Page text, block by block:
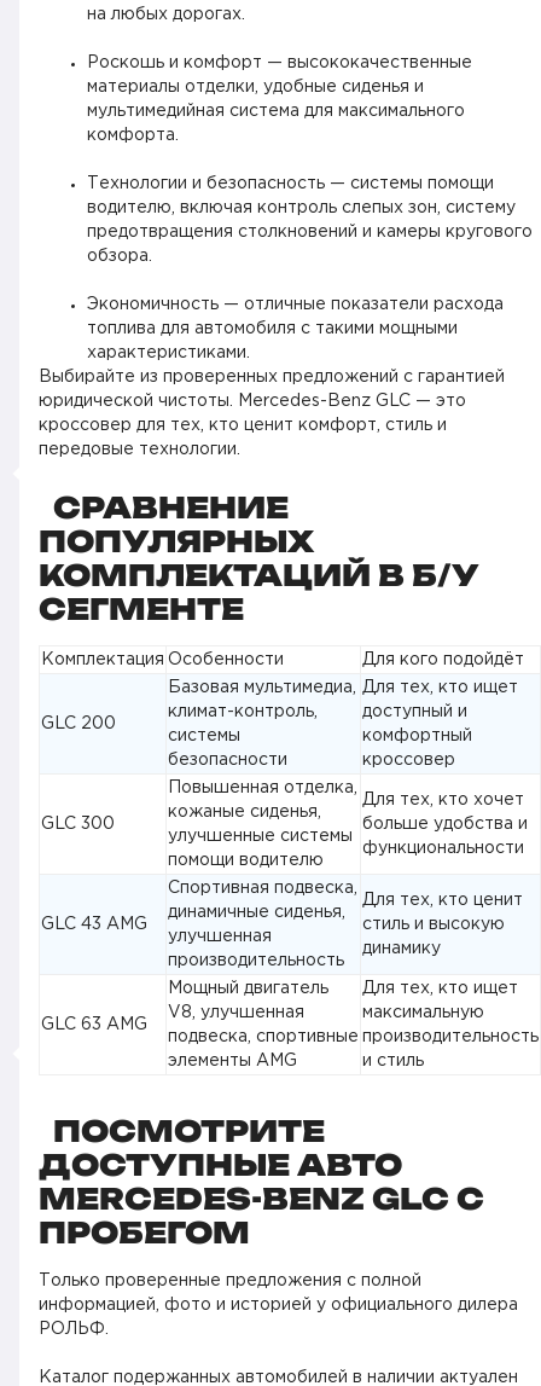
на любых дорогах.
Роскошь и комфорт — высококачественные
материалы отделки, удобные сиденья и
мультимедийная система для максимального
комфорта.
Технологии и безопасность — системы помощи
водителю, включая контроль слепых зон, систему
предотвращения столкновений и камеры кругового
обзора.
Экономичность — отличные показатели расхода
топлива для автомобиля с такими мощными
характеристиками.
Выбирайте из проверенных предложений с гарантией
юридической чистоты. Mercedes-Benz GLC — это
кроссовер для тех, кто ценит комфорт, стиль и
передовые технологии.
СРАВНЕНИЕ
ПОПУЛЯРНЫХ
КОМПЛЕКТАЦИЙ В Б/У
СЕГМЕНТЕ
Комплектация Особенности Для кого подойдёт
GLC 200
Базовая мультимедиа,
климат-контроль,
системы
безопасности
Для тех, кто ищет
доступный и
комфортный
кроссовер
GLC 300
Повышенная отделка,
кожаные сиденья,
улучшенные системы
помощи водителю
Для тех, кто хочет
больше удобства и
функциональности
GLC 43 AMG
Спортивная подвеска,
динамичные сиденья,
улучшенная
производительность
Для тех, кто ценит
стиль и высокую
динамику
GLC 63 AMG
Мощный двигатель
V8, улучшенная
подвеска, спортивные
элементы AMG
Для тех, кто ищет
максимальную
производительность
и стиль
ПОСМОТРИТЕ
ДОСТУПНЫЕ АВТО
MERCEDES-BENZ GLC С
ПРОБЕГОМ
Только проверенные предложения с полной
информацией, фото и историей у официального дилера
РОЛЬФ.
Каталог подержанных автомобилей в наличии актуален